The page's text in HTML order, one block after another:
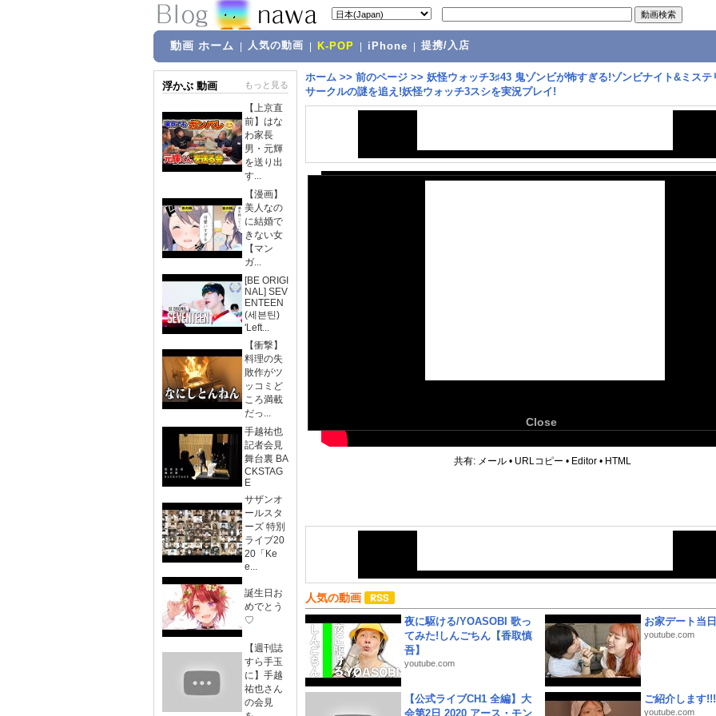
動画 ホーム 人気の動画 K-POP iPhone 提携/入店
浮かぶ 動画 もっと見る
【上京直
前】はな
わ家長
男・元輝
を送り出
す...
【漫画】
美人なの
に結婚で
きない女
【マン
ガ...
[BE ORIGI
NAL] SEV
ENTEEN
(세븐틴)
'Left...
【衝撃】
料理の失
敗作がツ
ッコミど
ころ満載
だっ...
手越祐也
記者会見
舞台裏 BA
CKSTAG
E
サザンオ
ールスタ
ーズ 特別
ライブ20
20「Ke
e...
誕生日お
めでとう
♡
【週刊誌
すら手玉
に】手越
祐也さん
の会見
ホーム >> 前のページ >> 妖怪ウォッチ3♯43 鬼ゾンビが怖すぎる!ゾンビナイト&ミステ
サークルの謎を追え!妖怪ウォッチ3スシを実況プレイ!
Close
共有: メール • URLコピー • Editor • HTML
人気の動画
夜に駆ける/YOASOBI 歌っ
てみた!しんごちん【香取慎
吾】
youtube.com
お家デート当
youtube.com
【公式ライブCH1 全編】大
会第2日 2020 アース・モン
ご紹介します!!!
youtube.com